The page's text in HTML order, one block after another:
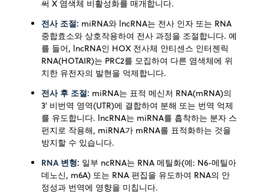
써 X 염색체 비활성화를 매개합니다.
전사 조절: miRNA와 lncRNA는 전사 인자 또는 RNA
중합효소와 상호작용하여 전사 과정을 조절합니다. 예
를 들어, lncRNA인 HOX 전사체 안티센스 인터젠릭
RNA(HOTAIR)는 PRC2를 모집하여 다른 염색체에 위
치한 유전자의 발현을 억제합니다.
전사 후 조절: miRNA는 표적 메신저 RNA(mRNA)의
3′ 비번역 영역(UTR)에 결합하여 분해 또는 번역 억제
를 유도합니다. lncRNA는 miRNA를 흡착하는 분자 스
펀지로 작용해, miRNA가 mRNA를 표적화하는 것을
방지할 수 있습니다.
RNA 변형: 일부 ncRNA는 RNA 메틸화(예: N6-메틸아
데노신, m6A) 또는 RNA 편집을 유도하여 RNA의 안
정성과 번역에 영향을 미칩니다.